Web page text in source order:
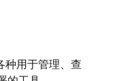
种用于管理、查